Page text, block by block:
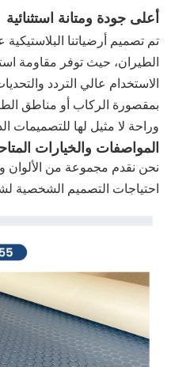
أعلى جودة ومتانة استثنائية
تم تصميم أرضياتنا
الطيران، حيث توفر مقاومة
الاستخدام عالي التردد
بمقصورة الركاب أو مناطق
وراحة لا مثيل لها للتصميمات
المواصفات والخيارات
نحن نقدم مجموعة من الألوان
احتياجات التصميم الشخصية